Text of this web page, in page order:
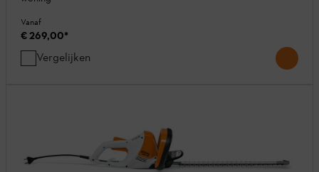
Vanaf
€ 269,00*
Vergelijken